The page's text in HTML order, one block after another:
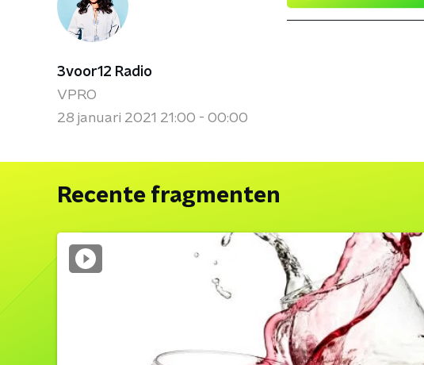
3voor12 Radio
VPRO
28 januari 2021 21:00 - 00:00
Recente fragmenten